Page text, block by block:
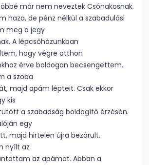
már nem neveztek Csónakosnak.
haza, de pénz nélkül a szabadulási
meg a jegy
A lépcsőházunkban
hogy végre otthon
érve boldogan becsengettem.
a szoba
majd apám lépteit. Csak ekkor
kis
a szabadság boldogító érzésén.
egy
majd hirtelen újra bezárult.
nyílt az
az apámat. Abban a